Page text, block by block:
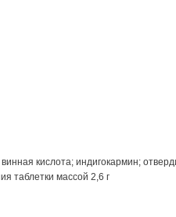
кислота; индигокармин;
таблетки массой 2,6 г